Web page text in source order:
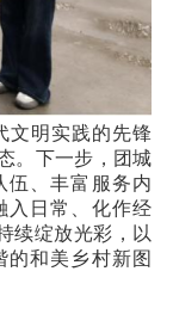
文明实践的先锋
。下一步，团城
伍、丰富服务内
入日常、化作经
续绽放光彩，以
和美乡村新图